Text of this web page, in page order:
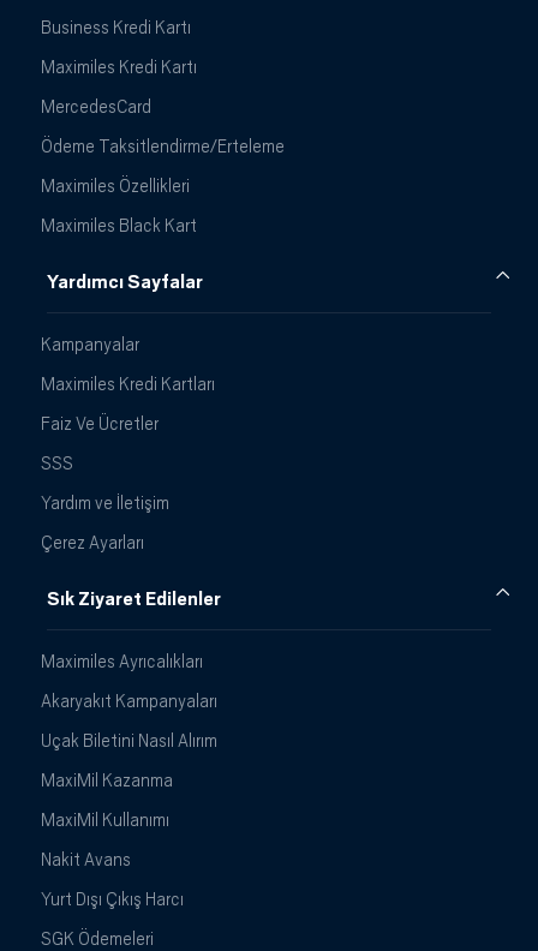
Business Kredi Kartı
Maximiles Kredi Kartı
MercedesCard
Ödeme Taksitlendirme/Erteleme
Maximiles Özellikleri
Maximiles Black Kart
Yardımcı Sayfalar
Kampanyalar
Maximiles Kredi Kartları
Faiz Ve Ücretler
SSS
Yardım ve İletişim
Çerez Ayarları
Sık Ziyaret Edilenler
Maximiles Ayrıcalıkları
Akaryakıt Kampanyaları
Uçak Biletini Nasıl Alırım
MaxiMil Kazanma
MaxiMil Kullanımı
Nakit Avans
Yurt Dışı Çıkış Harcı
SGK Ödemeleri